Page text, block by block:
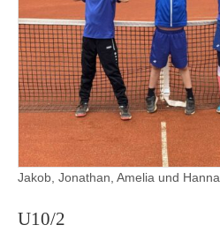
Jakob, Jonathan, Amelia und Hanna
U10/2